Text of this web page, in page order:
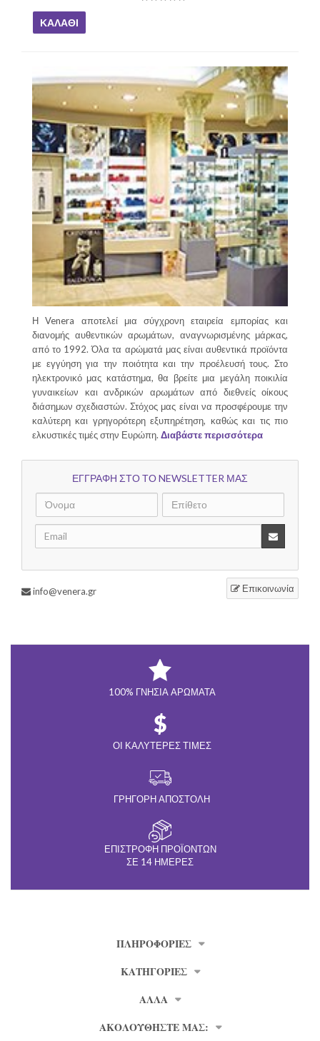
ΚΑΛΆΘΙ
Η Venera αποτελεί μια σύγχρονη εταιρεία εμπορίας και
διανομής αυθεντικών αρωμάτων, αναγνωρισμένης μάρκας,
από το 1992. Όλα τα αρώματά μας είναι αυθεντικά προϊόντα
με εγγύηση για την ποιότητα και την προέλευσή τους. Στο
ηλεκτρονικό μας κατάστημα, θα βρείτε μια μεγάλη ποικιλία
γυναικείων και ανδρικών αρωμάτων από διεθνείς οίκους
διάσημων σχεδιαστών. Στόχος μας είναι να προσφέρουμε την
καλύτερη και γρηγορότερη εξυπηρέτηση, καθώς και τις πιο
ελκυστικές τιμές στην Ευρώπη. Διαβάστε περισσότερα
ΕΓΓΡΑΦΗ ΣΤΟ ΤΟ NEWSLETTER ΜΑΣ
Επικοινωνία
info@venera.gr
100% ΓΝΉΣΙΑ ΑΡΏΜΑΤΑ
ΟΙ ΚΑΛΎΤΕΡΕΣ ΤΙΜΈΣ
ΓΡΉΓΟΡΗ ΑΠΟΣΤΟΛΉ
ΕΠΙΣΤΡΟΦΉ ΠΡΟΪΌΝΤΩΝ
ΣΕ 14 ΗΜΈΡΕΣ
ΠΛΗΡΟΦΟΡΊΕΣ
ΚΑΤΗΓΟΡΙΕΣ
ΑΛΛΑ
ΑΚΟΛΟΥΘΗΣΤΕ ΜΑΣ: